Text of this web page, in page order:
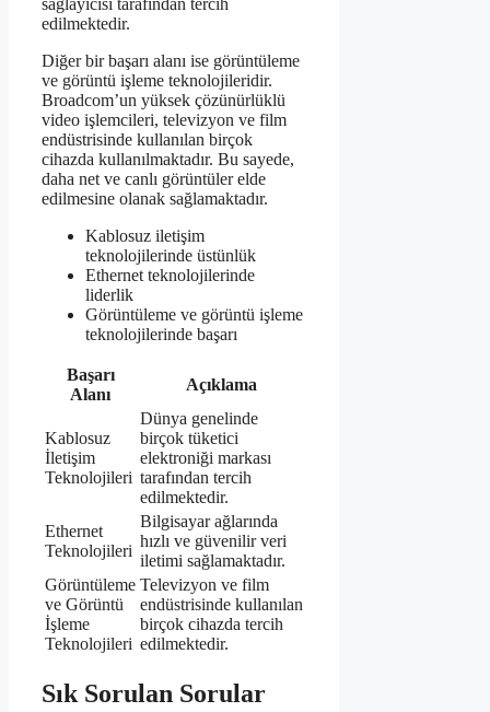
edilmektedir.
Diğer bir başarı alanı ise görüntüleme
ve görüntü işleme teknolojileridir.
Broadcom’un yüksek çözünürlüklü
video işlemcileri, televizyon ve film
endüstrisinde kullanılan birçok
cihazda kullanılmaktadır. Bu sayede,
daha net ve canlı görüntüler elde
edilmesine olanak sağlamaktadır.
Kablosuz iletişim
teknolojilerinde üstünlük
Ethernet teknolojilerinde
liderlik
Görüntüleme ve görüntü işleme
teknolojilerinde başarı
Başarı
Alanı
Açıklama
Kablosuz
İletişim
Teknolojileri
Dünya genelinde
birçok tüketici
elektroniği markası
tarafından tercih
edilmektedir.
Ethernet
Teknolojileri
Bilgisayar ağlarında
hızlı ve güvenilir veri
iletimi sağlamaktadır.
Görüntüleme
ve Görüntü
İşleme
Teknolojileri
Televizyon ve film
endüstrisinde kullanılan
birçok cihazda tercih
edilmektedir.
Sık Sorulan Sorular